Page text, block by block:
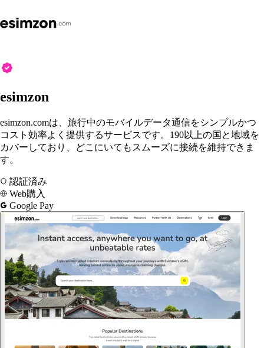
esimzon
esimzon.comは、旅行中のモバイルデータ通信をシンプルかつ
コスト効率よく提供するサービスです。190以上の国と地域を
カバーしており、どこにいてもスムーズに接続を維持できま
す。
認証済み
Web購入
Google Pay